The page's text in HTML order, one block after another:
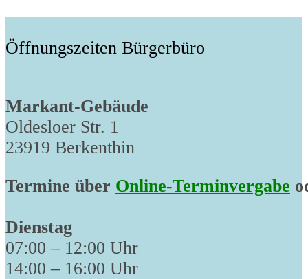
Öffnungszeiten Bürgerbüro
Markant-Gebäude
Oldesloer Str. 1
23919 Berkenthin
Termine über Online-Terminvergabe
Dienstag
07:00 – 12:00 Uhr
14:00 – 16:00 Uhr